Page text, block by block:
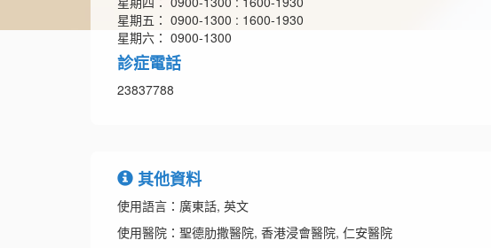
星期五： 0900-1300 : 1600-1930
星期六： 0900-1300
診症電話
23837788
其他資料
使用語言：廣東話, 英文
使用醫院：聖德肋撒醫院, 香港浸會醫院, 仁安醫院